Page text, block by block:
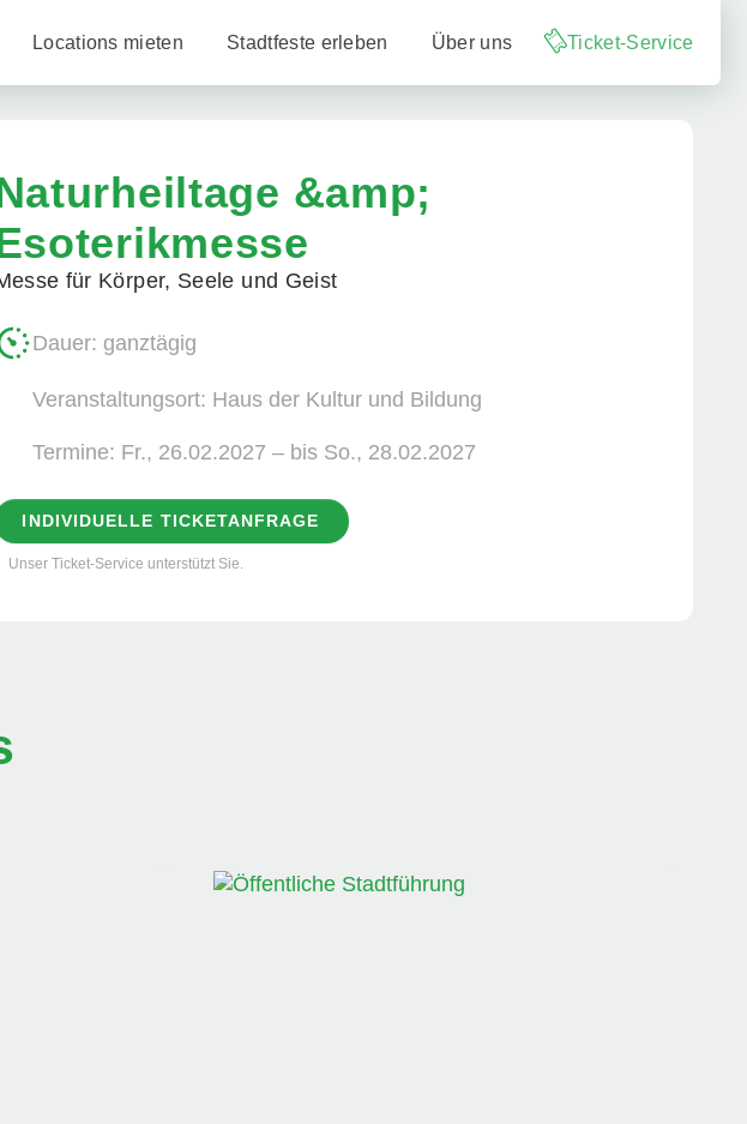
Locations mieten Stadtfeste erleben Über uns Ticket-Service
&amp;
für Körper, Seele und Geist
Dauer: ganztägig
Veranstaltungsort: Haus der Kultur und Bildung
Termine: Fr., 26.02.2027 – bis So., 28.02.2027
INDIVIDUELLE TICKETANFRAGE
Unser Ticket-Service unterstützt Sie.